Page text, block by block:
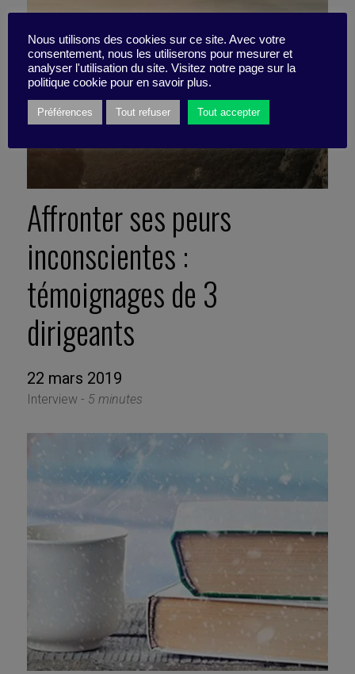
Affronter ses peurs
inconscientes :
témoignages de 3
dirigeants
22 mars 2019
Interview - 5 minutes
Nous utilisons des cookies sur ce site. Avec votre
consentement, nous les utiliserons pour mesurer et
analyser l'utilisation du site. Visitez notre page sur la
politique cookie pour en savoir plus.
Préférences Tout refuser Tout accepter